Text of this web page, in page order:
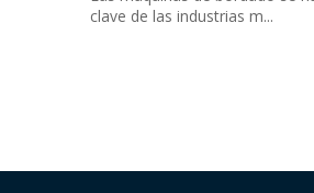
clave de las industrias m...